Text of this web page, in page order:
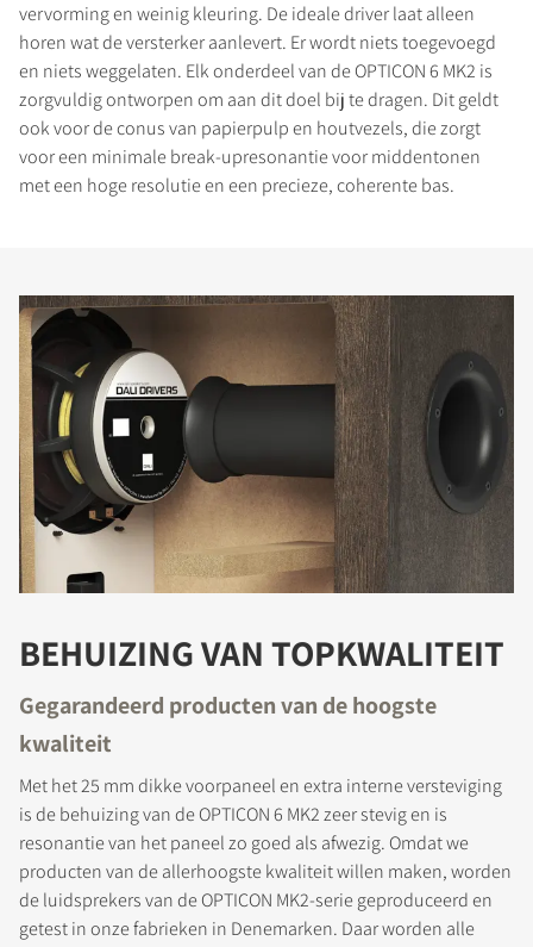
PRODUCTEN VERGELIJKEN
vervorming en weinig kleuring. De ideale driver laat alleen
horen wat de versterker aanlevert. Er wordt niets toegevoegd
en niets weggelaten. Elk onderdeel van de OPTICON 6 MK2 is
zorgvuldig ontworpen om aan dit doel bij te dragen. Dit geldt
ook voor de conus van papierpulp en houtvezels, die zorgt
voor een minimale break-upresonantie voor middentonen
met een hoge resolutie en een precieze, coherente bas.
BEHUIZING VAN TOPKWALITEIT
Gegarandeerd producten van de hoogste
kwaliteit
Met het 25 mm dikke voorpaneel en extra interne versteviging
is de behuizing van de OPTICON 6 MK2 zeer stevig en is
resonantie van het paneel zo goed als afwezig. Omdat we
producten van de allerhoogste kwaliteit willen maken, worden
de luidsprekers van de OPTICON MK2-serie geproduceerd en
getest in onze fabrieken in Denemarken. Daar worden alle
REGISTREER JE OM TE